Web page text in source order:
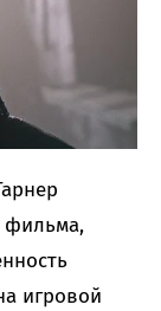
фильма,
игровой